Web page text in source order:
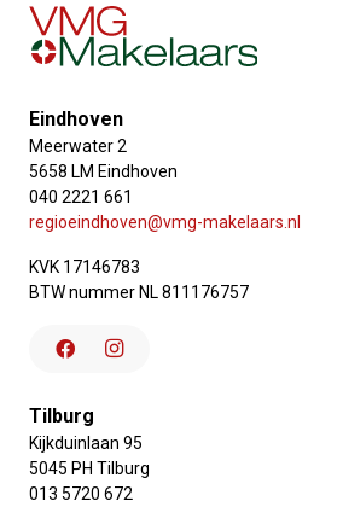
Eindhoven
Meerwater 2
5658 LM Eindhoven
040 2221 661
regioeindhoven@vmg-makelaars.nl
KVK 17146783
BTW nummer NL 811176757
Tilburg
Kijkduinlaan 95
5045 PH Tilburg
013 5720 672